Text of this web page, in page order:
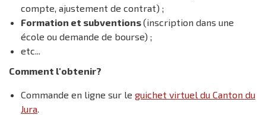
compte, ajustement de contrat) ;
Formation et subventions(inscription dans une
école ou demande de bourse) ;
etc...
Comment l'obtenir?
Commande en ligne sur le guichet virtuel du Canton du
Jura.